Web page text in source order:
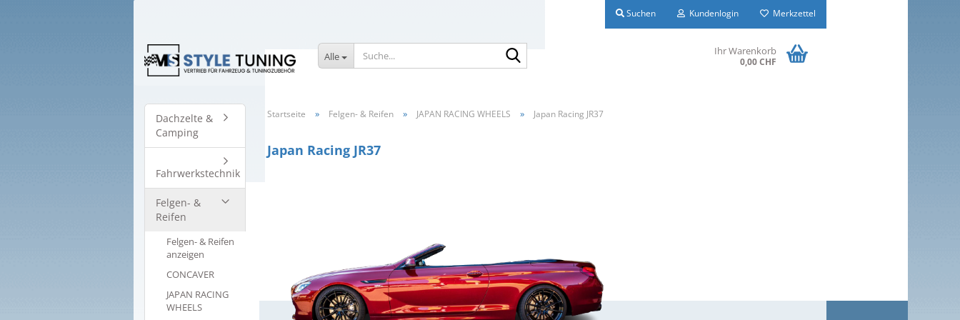
Suchen Kundenlogin Merkzettel
Alle Ihr Warenkorb
0,00 CHF
Startseite » Felgen- & Reifen » JAPAN RACING WHEELS » Japan Racing JR37
Japan Racing JR37
Dachzelte &
Camping
Fahrwerkstechnik
Felgen- &
Reifen
Felgen- & Reifen
anzeigen
CONCAVER
JAPAN RACING
WHEELS